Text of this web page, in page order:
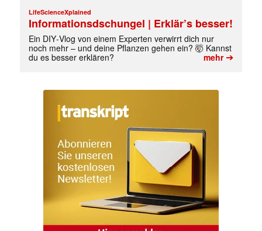
LifeScienceXplained
Informationsdschungel | Erklär’s besser!
Ein DIY‑Vlog von einem Experten verwirrt dich nur
noch mehr – und deine Pflanzen gehen ein? 🤯 Kannst
du es besser erklären?
mehr➔